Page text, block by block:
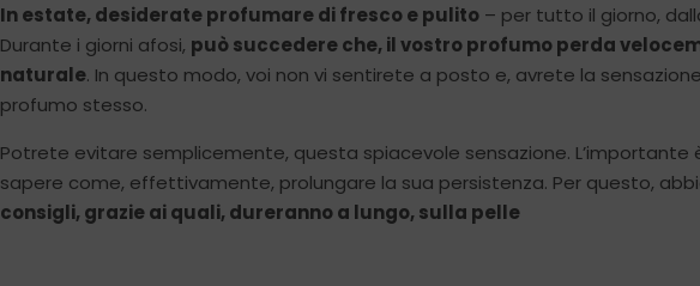
In estate, desiderate profumare di fresco e pulito – per tutto il giorno,
Durante i giorni afosi, può succedere che, il vostro profumo perda
naturale. In questo modo, voi non vi sentirete a posto e, avrete la
profumo stesso.
Potrete evitare semplicemente, questa spiacevole sensazione.
sapere come, effettivamente, prolungare la sua persistenza. Per questo,
consigli, grazie ai quali, dureranno a lungo, sulla pelle